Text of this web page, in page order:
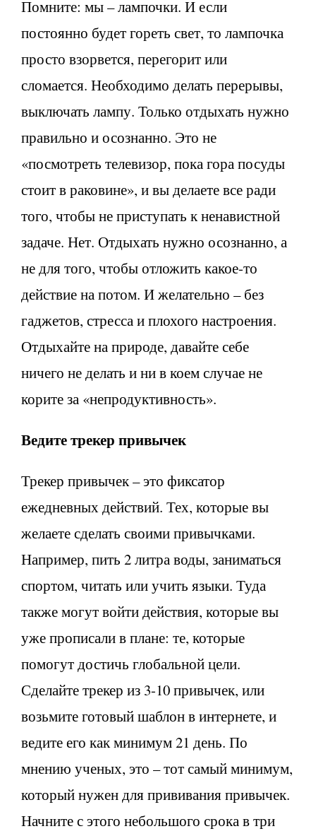
Помните: мы – лампочки. И если
постоянно будет гореть свет, то лампочка
просто взорвется, перегорит или
сломается. Необходимо делать перерывы,
выключать лампу. Только отдыхать нужно
правильно и осознанно. Это не
«посмотреть телевизор, пока гора посуды
стоит в раковине», и вы делаете все ради
того, чтобы не приступать к ненавистной
задаче. Нет. Отдыхать нужно осознанно, а
не для того, чтобы отложить какое-то
действие на потом. И желательно – без
гаджетов, стресса и плохого настроения.
Отдыхайте на природе, давайте себе
ничего не делать и ни в коем случае не
корите за «непродуктивность».
Ведите трекер привычек
Трекер привычек – это фиксатор
ежедневных действий. Тех, которые вы
желаете сделать своими привычками.
Например, пить 2 литра воды, заниматься
спортом, читать или учить языки. Туда
также могут войти действия, которые вы
уже прописали в плане: те, которые
помогут достичь глобальной цели.
Сделайте трекер из 3-10 привычек, или
возьмите готовый шаблон в интернете, и
ведите его как минимум 21 день. По
мнению ученых, это – тот самый минимум,
который нужен для прививания привычек.
Начните с этого небольшого срока в три